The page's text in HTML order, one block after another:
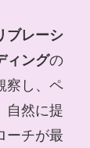
ブレーシ
ィングの
察し、ペ
自然に提
ーチが最